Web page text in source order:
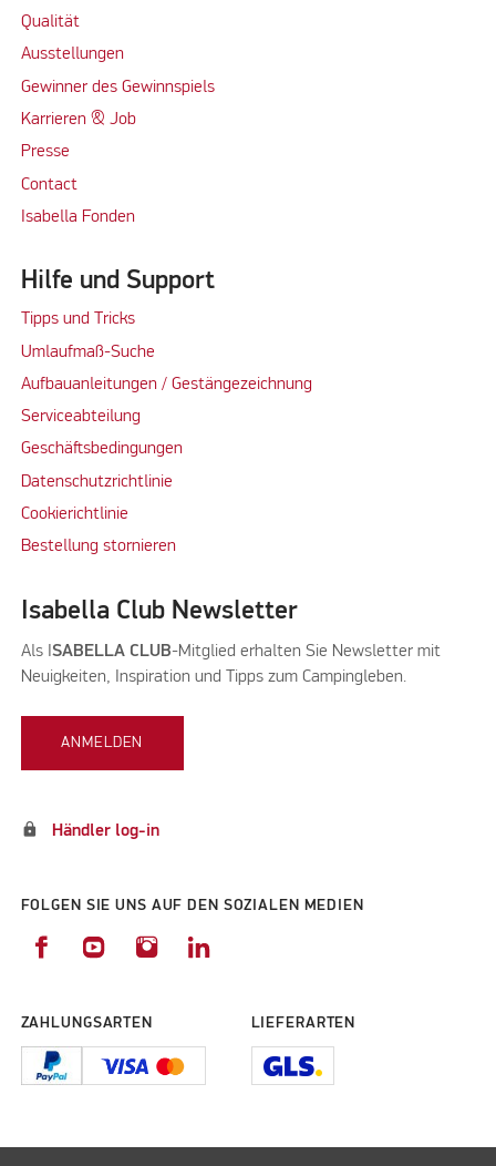
Qualität
Ausstellungen
Gewinner des Gewinnspiels
Karrieren & Job
Presse
Contact
Isabella Fonden
Hilfe und Support
Tipps und Tricks
Umlaufmaß-Suche
Aufbauanleitungen / Gestängezeichnung
Serviceabteilung
Geschäftsbedingungen
Datenschutzrichtlinie
Cookierichtlinie
Bestellung stornieren
Isabella Club Newsletter
Als I SABELLA CLUB-Mitglied erhalten Sie Newsletter mit
Neuigkeiten, Inspiration und Tipps zum Campingleben.
ANMELDEN
lock Händler log-in
FOLGEN SIE UNS AUF DEN SOZIALEN MEDIEN
ZAHLUNGSARTEN LIEFERARTEN